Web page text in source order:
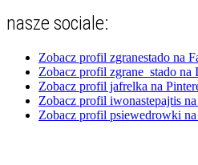
nasze sociale:
Zobacz profil zgranestado na
Zobacz profil zgrane_stado na
Zobacz profil jafrelka na
Zobacz profil iwonastepajtis
Zobacz profil psiewedrowki